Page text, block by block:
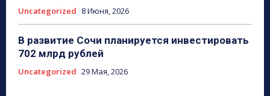
Uncategorized 8 Июня, 2026
В развитие Сочи планируется инвестировать
702 млрд рублей
Uncategorized 29 Мая, 2026